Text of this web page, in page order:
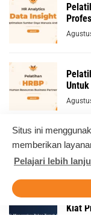
Situs ini
memberikan
Pelajari lebih
(HR
Kiat